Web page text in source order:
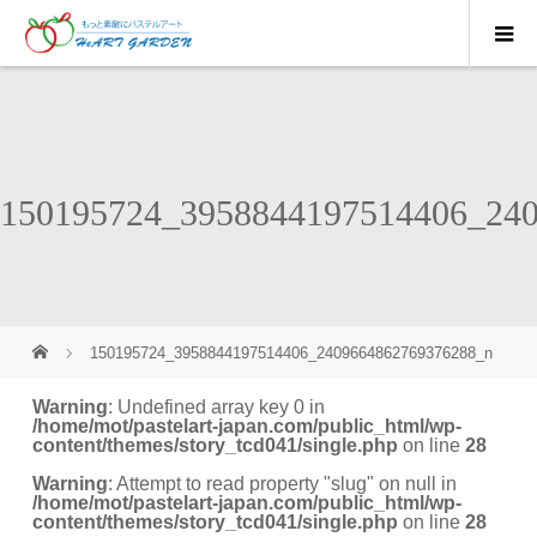
150195724_3958844197514406_2409664862769376288_n
Warning: Undefined array key 0 in
/home/mot/pastelart-japan.com/public_html/wp-
content/themes/story_tcd041/single.php on line28
Warning: Attempt to read property "slug" on null in
/home/mot/pastelart-japan.com/public_html/wp-
content/themes/story_tcd041/single.php on line28